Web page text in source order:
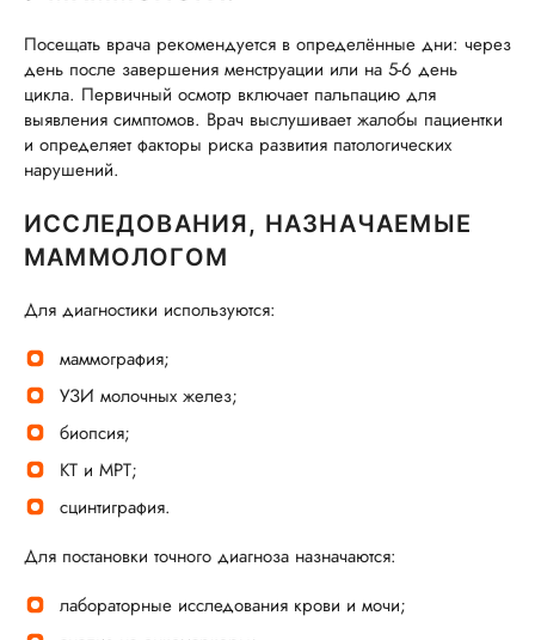
Посещать врача рекомендуется в определённые дни: через
день после завершения менструации или на 5-6 день
цикла. Первичный осмотр включает пальпацию для
выявления симптомов. Врач выслушивает жалобы пациентки
и определяет факторы риска развития патологических
нарушений.
ИССЛЕДОВАНИЯ, НАЗНАЧАЕМЫЕ
МАММОЛОГОМ
Для диагностики используются:
маммография;
УЗИ молочных желез;
биопсия;
КТ и МРТ;
сцинтиграфия.
Для постановки точного диагноза назначаются:
лабораторные исследования крови и мочи;